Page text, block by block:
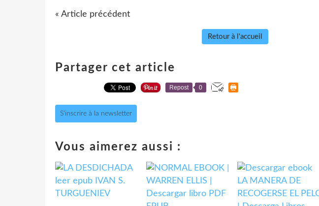
« Article précédent
Retour à l'accueil
Partager cet article
Repost 0
S'inscrire à la newsletter
Vous aimerez aussi :